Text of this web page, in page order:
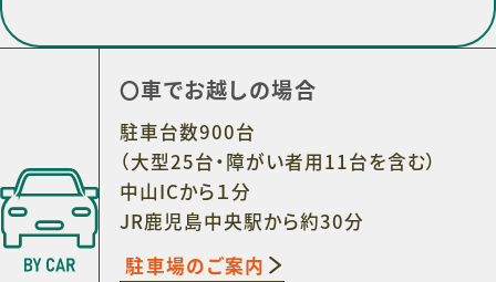
車でお越しの場合
駐車台数900台
（大型25台・障がい者用11台を含む）
中山ICから１分
JR鹿児島中央駅から約30分
駐車場のご案内